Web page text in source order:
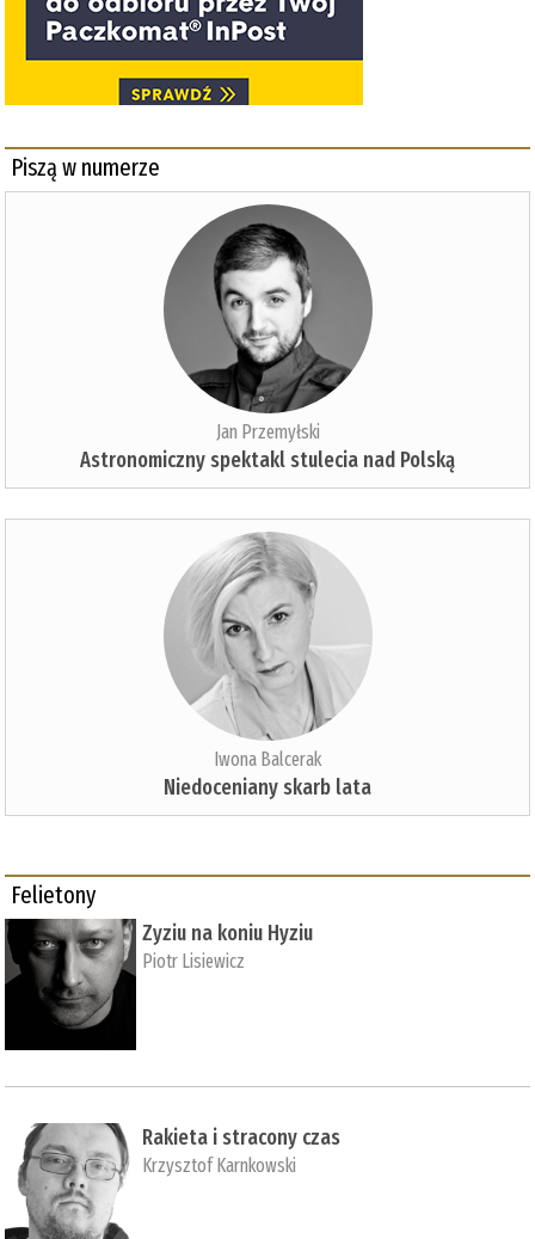
Piszą w numerze
Jan Przemyłski
Astronomiczny spektakl stulecia nad Polską
Iwona Balcerak
Niedoceniany skarb lata
Felietony
Zyziu na koniu Hyziu
Piotr Lisiewicz
Rakieta i stracony czas
Krzysztof Karnkowski